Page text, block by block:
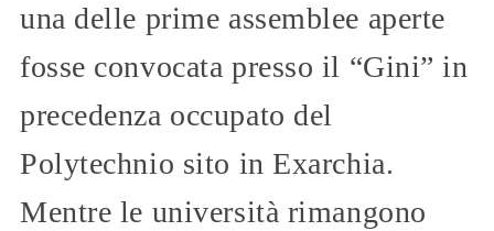
una delle prime assemblee aperte
fosse convocata presso il “Gini” in
precedenza occupato del
Polytechnio sito in Exarchia.
Mentre le università rimangono